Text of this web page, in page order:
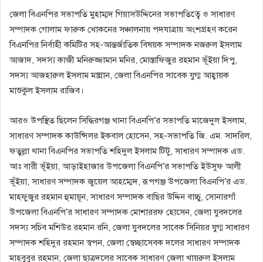
জেলা বিএনপির সভাপতি মুহাম্মদ গিয়াসউদ্দিনের সভাপতিত্বে ও সাধারণ
সম্পাদক গোলাম ফারুক খোকনের সঞ্চালনায় পদযাত্রায় অংশগ্রহণ করেন
বিএনপির নির্বাহী কমিটির সহ-আন্তর্জাতিক বিষয়ক সম্পাদক নজরুল ইসলাম
আজাদ, সদস্য কাজী মনিরুজ্জামান মনির, মোস্তাফিজুর রহমান ভূঁইয়া দিপু,
সদস্য আজহারুল ইসলাম মান্নান, জেলা বিএনপির সাবেক যুগ্ম আহ্বায়ক
মাশুকুল ইসলাম রাজিব।
আরও উপস্থিত ছিলেন সিদ্ধিরগঞ্জ থানা বিএনপি’র সভাপতি মাজেদুল ইসলাম,
সাধারণ সম্পাদক কাউন্সিলর ইকবাল হোসেন, সহ-সভাপতি জি. এম. সাদরিল,
ফতুল্লা থানা বিএনপির সভাপতি শহিদুল ইসলাম টিটু, সাধারণ সম্পাদক এড.
আঃ বারী ভূঁইয়া, আড়াইহাজার উপজেলা বিএনপি’র সভাপতি ইউসুফ আলী
ভূঁইয়া, সাধারণ সম্পাদক জুয়েল আহম্মেদ, রূপগঞ্জ উপজেলা বিএনপি’র এড.
মাহফুজুর রহমান হুমায়ূন, সাধারণ সম্পাদক বাছির উদ্দিন বাচ্চু, সোনারগাঁ
উপজেলা বিএনপি’র সাধারণ সম্পাদক মোশাররফ হোসেন, জেলা যুবদলের
সদস্য সচিব মশিউর রহমান রনি, জেলা যুবদলের সাবেক সিনিয়র যুগ্ম সাধারণ
সম্পাদক শহিদুর রহমান স্বপন, জেলা স্বেচ্ছাসেবক দলের সাধারণ সম্পাদক
মাহবুবুর রহমান, জেলা ছাত্রদলের সাবেক সাধারণ জেলা খায়রুল ইসলাম